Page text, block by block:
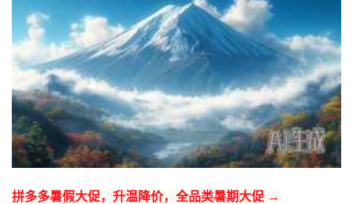
拼多多暑假大促，升温降价，全品类暑期大促 →